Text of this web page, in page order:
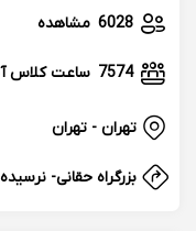
6028 مشاهده
7574 ساعت کلاس
تهران - تهران
بزرگراه حقانی-